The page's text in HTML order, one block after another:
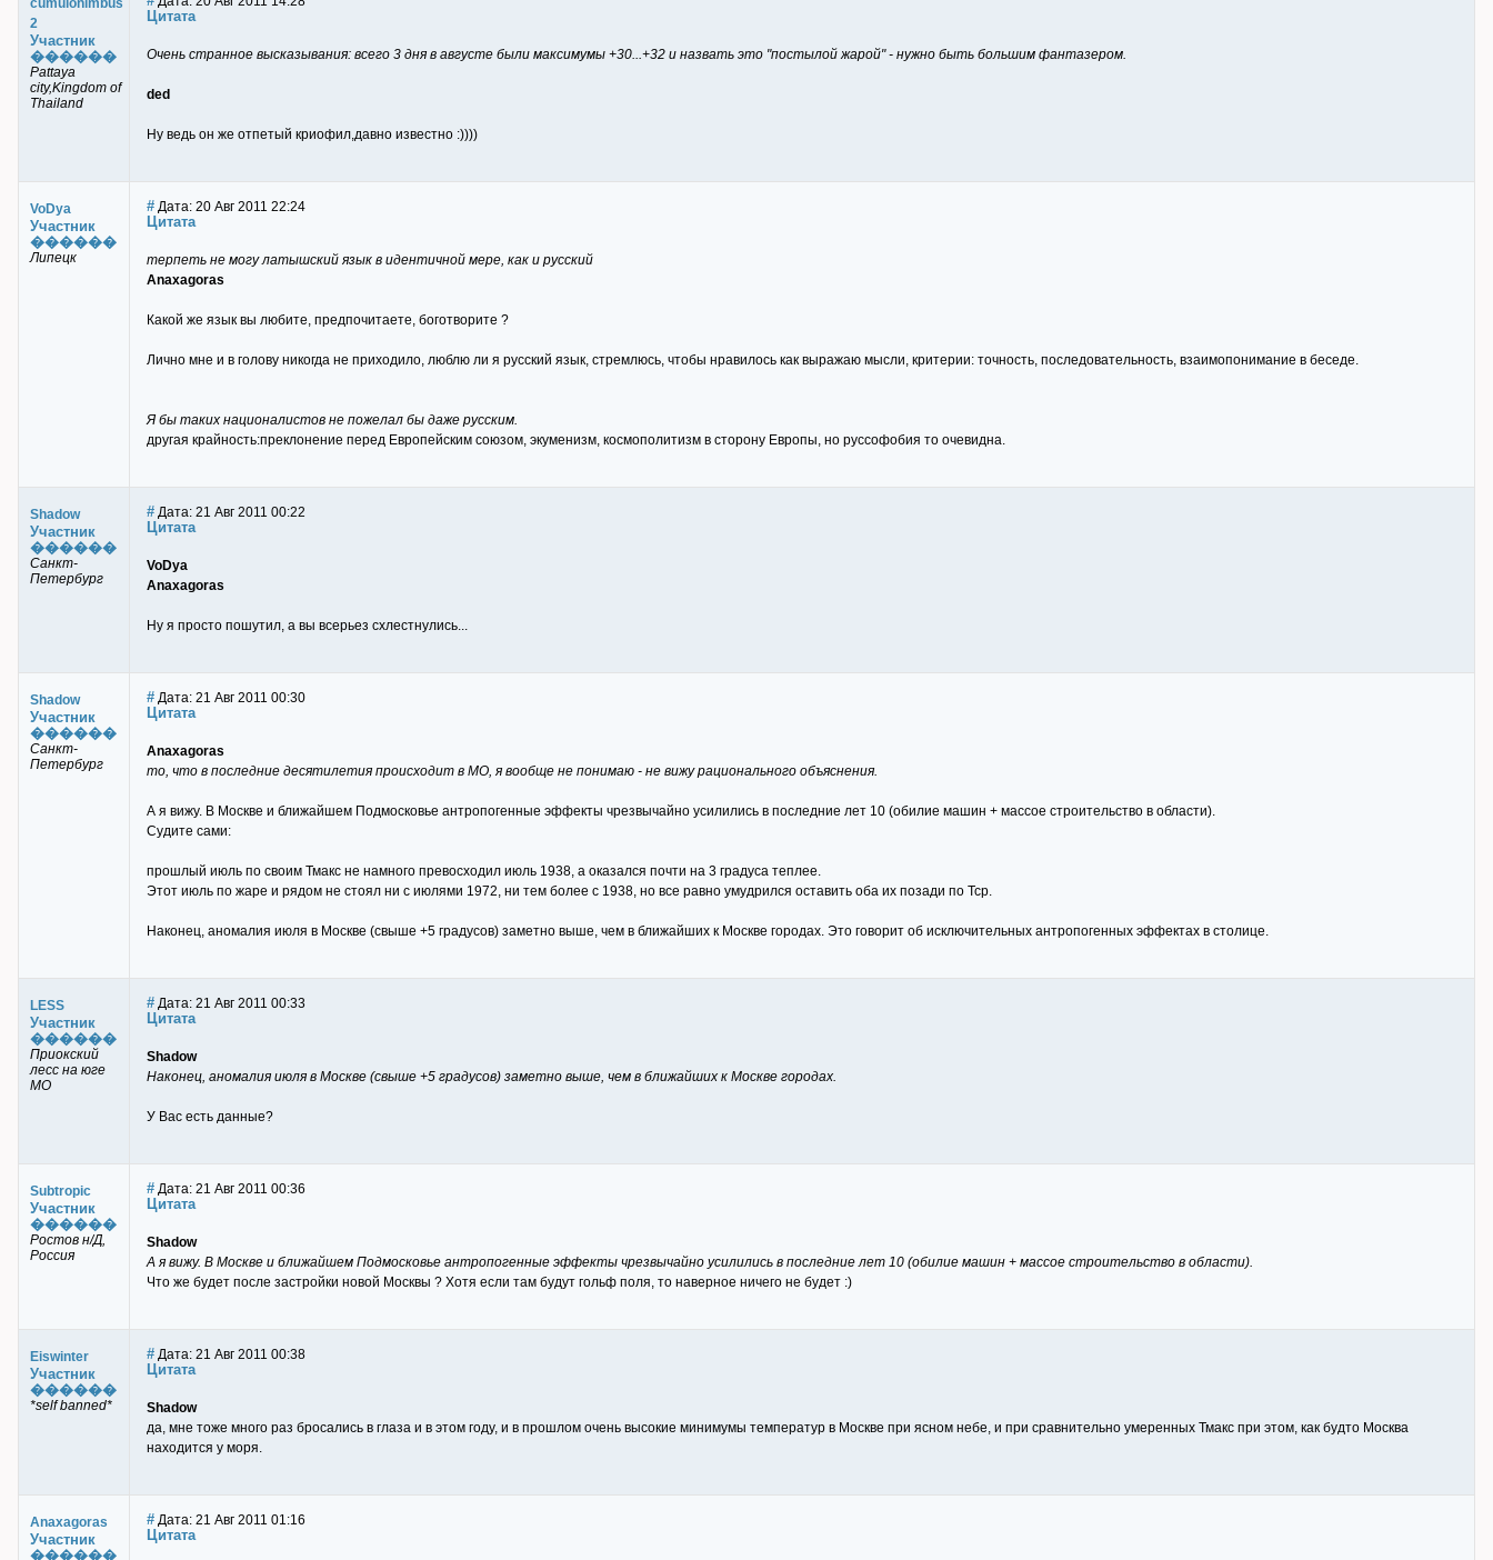
cumulonimbus
2
Участник
������
Pattaya
city,Kingdom of
Thailand
Цитата
Очень странное высказывания: всего 3 дня в августе были максимумы +30...+32 и назвать это "постылой жарой" - нужно быть большим фантазером.
ded
Ну ведь он же отпетый криофил,давно известно :))))
VoDya
Участник
������
Липецк
# Дата: 20 Авг 2011 22:24
Цитата
терпеть не могу латышский язык в идентичной мере, как и русский
Anaxagoras
Какой же язык вы любите, предпочитаете, боготворите ?
Лично мне и в голову никогда не приходило, люблю ли я русский язык, стремлюсь, чтобы нравилось как выражаю мысли, критерии: точность, последовательность, взаимопонимание в беседе.
Я бы таких националистов не пожелал бы даже русским.
другая крайность:преклонение перед Европейским союзом, экуменизм, космополитизм в сторону Европы, но руссофобия то очевидна.
Shadow
Участник
������
Санкт-
Петербург
# Дата: 21 Авг 2011 00:22
Цитата
VoDya
Anaxagoras
Ну я просто пошутил, а вы всерьез схлестнулись...
Shadow
Участник
������
Санкт-
Петербург
# Дата: 21 Авг 2011 00:30
Цитата
Anaxagoras
то, что в последние десятилетия происходит в МО, я вообще не понимаю - не вижу рационального объяснения.
А я вижу. В Москве и ближайшем Подмосковье антропогенные эффекты чрезвычайно усилились в последние лет 10 (обилие машин + массое строительство в области).
Судите сами:
прошлый июль по своим Тмакс не намного превосходил июль 1938, а оказался почти на 3 градуса теплее.
Этот июль по жаре и рядом не стоял ни с июлями 1972, ни тем более с 1938, но все равно умудрился оставить оба их позади по Тср.
Наконец, аномалия июля в Москве (свыше +5 градусов) заметно выше, чем в ближайших к Москве городах. Это говорит об исключительных антропогенных эффектах в столице.
LESS
Участник
������
Приокский
лесс на юге
МО
# Дата: 21 Авг 2011 00:33
Цитата
Shadow
Наконец, аномалия июля в Москве (свыше +5 градусов) заметно выше, чем в ближайших к Москве городах.
У Вас есть данные?
Subtropic
Участник
������
Ростов н/Д,
Россия
# Дата: 21 Авг 2011 00:36
Цитата
Shadow
А я вижу. В Москве и ближайшем Подмосковье антропогенные эффекты чрезвычайно усилились в последние лет 10 (обилие машин + массое строительство в области).
Что же будет после застройки новой Москвы ? Хотя если там будут гольф поля, то наверное ничего не будет :)
Eiswinter
Участник
������
*self banned*
# Дата: 21 Авг 2011 00:38
Цитата
Shadow
да, мне тоже много раз бросались в глаза и в этом году, и в прошлом очень высокие минимумы температур в Москве при ясном небе, и при сравнительно умеренных Тмакс при этом, как будто Москва
находится у моря.
Anaxagoras
Участник
������
# Дата: 21 Авг 2011 01:16
Цитата